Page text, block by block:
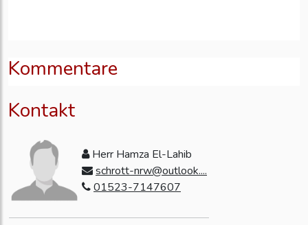
Kommentare
Kontakt
Herr Hamza El-Lahib
schrott-nrw@outlook....
01523-7147607